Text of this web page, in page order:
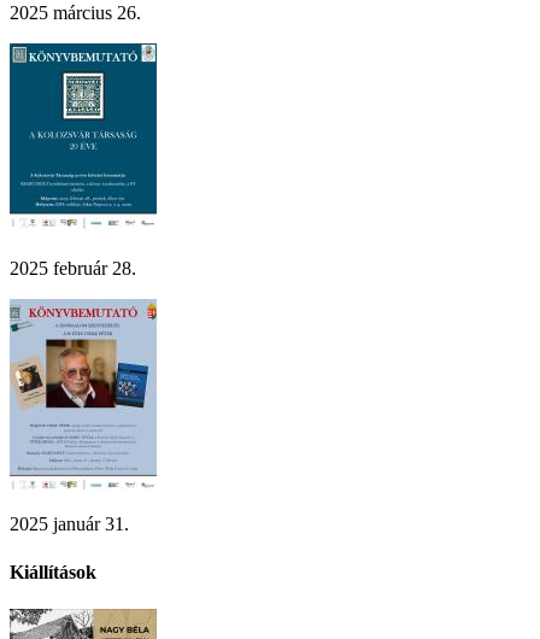
2025 március 26.
2025 február 28.
2025 január 31.
Kiállítások